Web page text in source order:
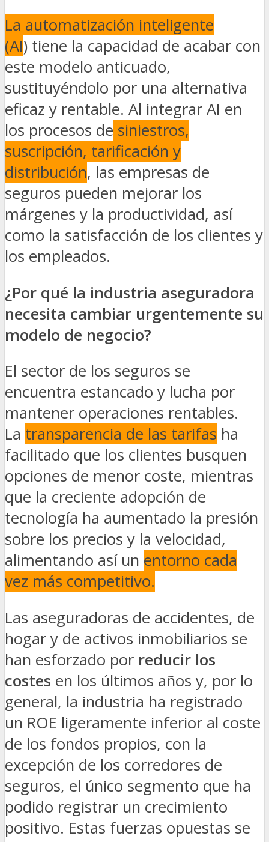
La automatización inteligente
(AI) tiene la capacidad de acabar con
este modelo anticuado,
sustituyéndolo por una alternativa
eficaz y rentable. Al integrar AI en
los procesos de siniestros,
suscripción, tarificación y
distribución, las empresas de
seguros pueden mejorar los
márgenes y la productividad, así
como la satisfacción de los clientes y
los empleados.
¿Por qué la industria aseguradora
necesita cambiar urgentemente su
modelo de negocio?
El sector de los seguros se
encuentra estancado y lucha por
mantener operaciones rentables.
La transparencia de las tarifas ha
facilitado que los clientes busquen
opciones de menor coste, mientras
que la creciente adopción de
tecnología ha aumentado la presión
sobre los precios y la velocidad,
alimentando así un entorno cada
vez más competitivo.
Las aseguradoras de accidentes, de
hogar y de activos inmobiliarios se
han esforzado por reducir los
costes en los últimos años y, por lo
general, la industria ha registrado
un ROE ligeramente inferior al coste
de los fondos propios, con la
excepción de los corredores de
seguros, el único segmento que ha
podido registrar un crecimiento
positivo. Estas fuerzas opuestas se